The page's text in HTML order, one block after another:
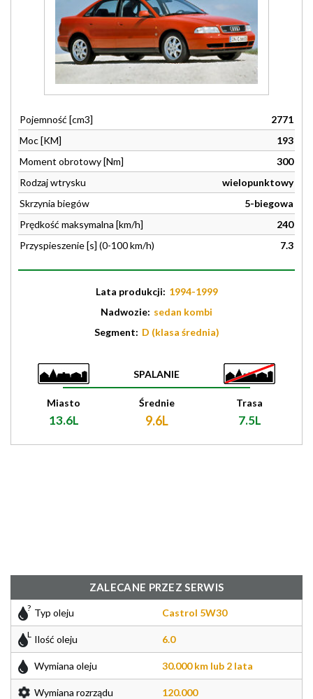
Pojemność [cm3]
2771
Moc [KM]
193
Moment obrotowy [Nm]
300
Rodzaj wtrysku
wielopunktowy
Skrzynia biegów
5-biegowa
Prędkość maksymalna [km/h]
240
Przyspieszenie [s] (0-100 km/h)
7.3
Lata produkcji: 1994-1999
Nadwozie: sedan kombi
Segment: D (klasa średnia)
SPALANIE
Miasto
13.6L
Średnie
9.6L
Trasa
7.5L
ZALECANE PRZEZ SERWIS
Typ oleju Castrol 5W30
Ilość oleju 6.0
Wymiana oleju 30.000 km lub 2 lata
Wymiana rozrządu 120.000